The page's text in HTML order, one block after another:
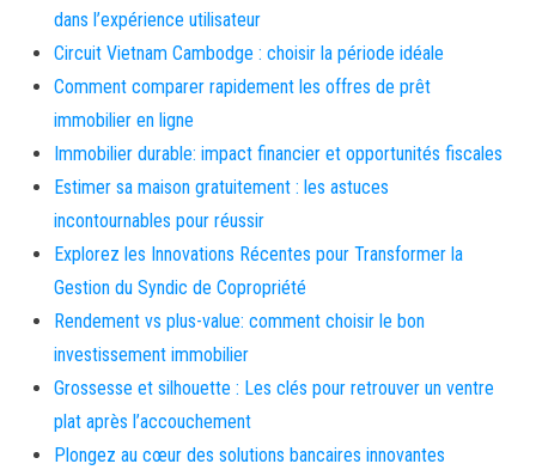
dans l’expérience utilisateur
Circuit Vietnam Cambodge : choisir la période idéale
Comment comparer rapidement les offres de prêt
immobilier en ligne
Immobilier durable: impact financier et opportunités fiscales
Estimer sa maison gratuitement : les astuces
incontournables pour réussir
Explorez les Innovations Récentes pour Transformer la
Gestion du Syndic de Copropriété
Rendement vs plus-value: comment choisir le bon
investissement immobilier
Grossesse et silhouette : Les clés pour retrouver un ventre
plat après l’accouchement
Plongez au cœur des solutions bancaires innovantes